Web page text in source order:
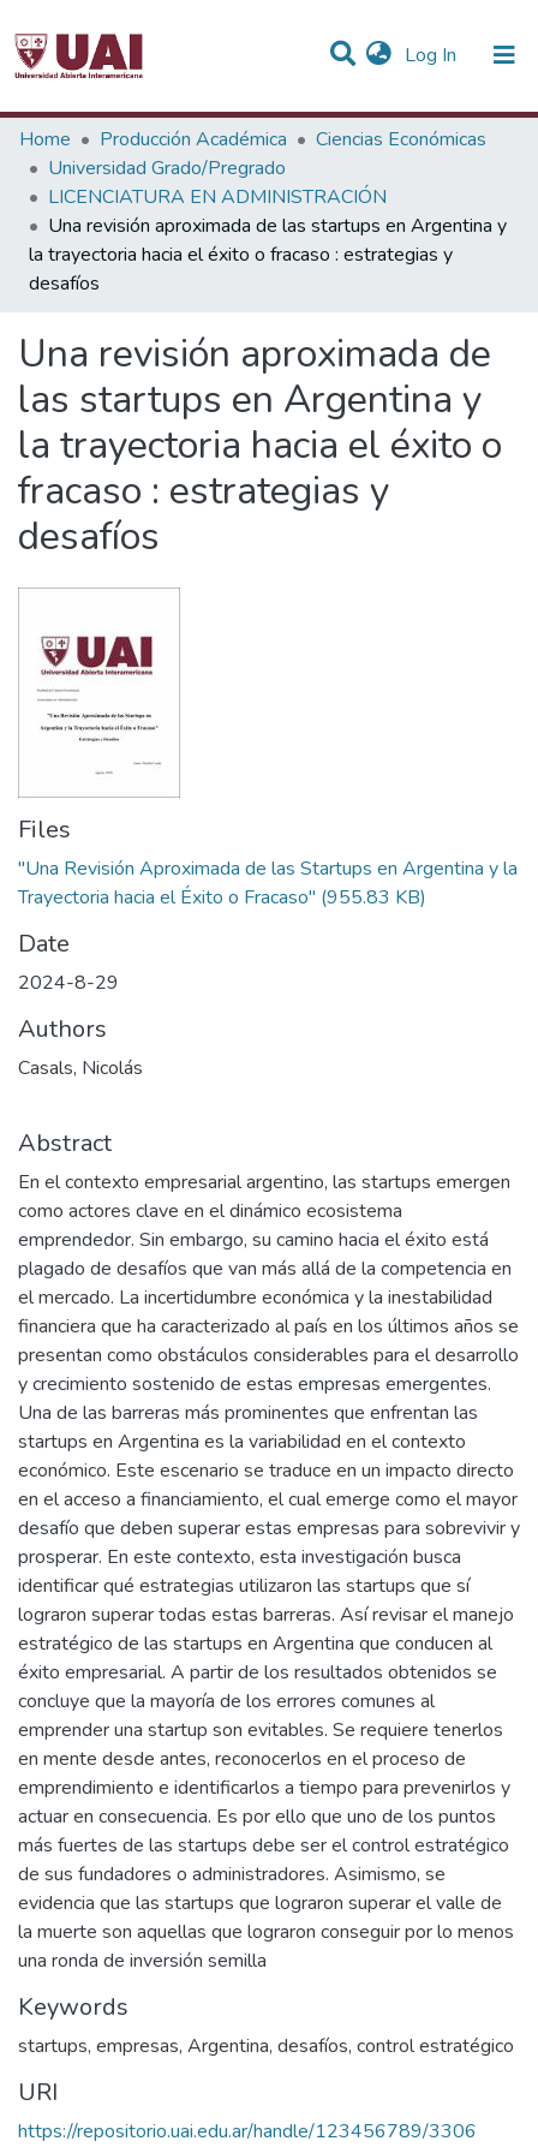
Log In (current)
Statistics
Communities & Collections
All of DSpace
Home Producción Académica
Ciencias Económicas
Universidad Grado/Pregrado
LICENCIATURA EN ADMINISTRACIÓN
Una revisión aproximada de las startups en Argentina y
la trayectoria hacia el éxito o fracaso : estrategias y
desafíos
Una revisión aproximada de
las startups en Argentina y
la trayectoria hacia el éxito o
fracaso : estrategias y
desafíos
Files
"Una Revisión Aproximada de las Startups en Argentina y la
Trayectoria hacia el Éxito o Fracaso" (955.83 KB)
Date
2024-8-29
Authors
Casals, Nicolás
Abstract
En el contexto empresarial argentino, las startups emergen
como actores clave en el dinámico ecosistema
emprendedor. Sin embargo, su camino hacia el éxito está
plagado de desafíos que van más allá de la competencia en
el mercado. La incertidumbre económica y la inestabilidad
financiera que ha caracterizado al país en los últimos años se
presentan como obstáculos considerables para el desarrollo
y crecimiento sostenido de estas empresas emergentes.
Una de las barreras más prominentes que enfrentan las
startups en Argentina es la variabilidad en el contexto
económico. Este escenario se traduce en un impacto directo
en el acceso a financiamiento, el cual emerge como el mayor
desafío que deben superar estas empresas para sobrevivir y
prosperar. En este contexto, esta investigación busca
identificar qué estrategias utilizaron las startups que sí
lograron superar todas estas barreras. Así revisar el manejo
estratégico de las startups en Argentina que conducen al
éxito empresarial. A partir de los resultados obtenidos se
concluye que la mayoría de los errores comunes al
emprender una startup son evitables. Se requiere tenerlos
en mente desde antes, reconocerlos en el proceso de
emprendimiento e identificarlos a tiempo para prevenirlos y
actuar en consecuencia. Es por ello que uno de los puntos
más fuertes de las startups debe ser el control estratégico
de sus fundadores o administradores. Asimismo, se
evidencia que las startups que lograron superar el valle de
la muerte son aquellas que lograron conseguir por lo menos
una ronda de inversión semilla
Keywords
startups, empresas, Argentina, desafíos, control estratégico
URI
https://repositorio.uai.edu.ar/handle/123456789/3306